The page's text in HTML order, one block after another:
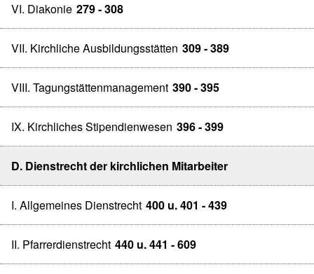
VI. Diakonie 279 - 308
VII. Kirchliche Ausbildungsstätten 309 - 389
VIII. Tagungstättenmanagement 390 - 395
IX. Kirchliches Stipendienwesen 396 - 399
D. Dienstrecht der kirchlichen Mitarbeiter
I. Allgemeines Dienstrecht 400 u. 401 - 439
II. Pfarrerdienstrecht 440 u. 441 - 609